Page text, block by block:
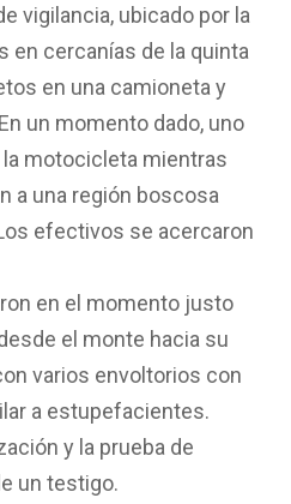
vigilancia, ubicado por la
en cercanías de la quinta
en una camioneta y
un momento dado, uno
motocicleta mientras
a una región boscosa
efectivos se acercaron
en el momento justo
el monte hacia su
varios envoltorios con
a estupefacientes.
y la prueba de
un testigo.